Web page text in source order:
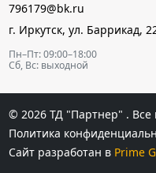
796179@bk.ru
г. Иркутск, ул. Баррикад,
Пн–Пт: 09:00–18:00
Сб, Вс: выходной
© 2026 ТД "Партнер" .
Политика
Сайт разработан в Prime